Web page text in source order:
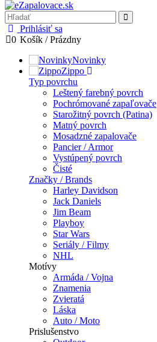
Prihlásiť sa
0 Košík /Prázdny
Novinky
Zippo
Typ povrchu
Leštený farebný povrch
Pochrómované zapaľovače
Starožitný povrch (Patina)
Matný povrch
Mosadzné zapalovače
Pancier / Armor
Vystúpený povrch
Čisté
Značky / Brands
Harley Davidson
Jack Daniels
Jim Beam
Playboy
Star Wars
Seriály / Filmy
NHL
Motívy
Armáda / Vojna
Znamenia
Zvieratá
Láska
Auto / Moto
Prislušenstvo